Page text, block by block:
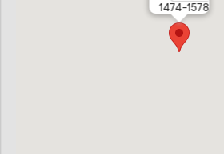
1474-1578